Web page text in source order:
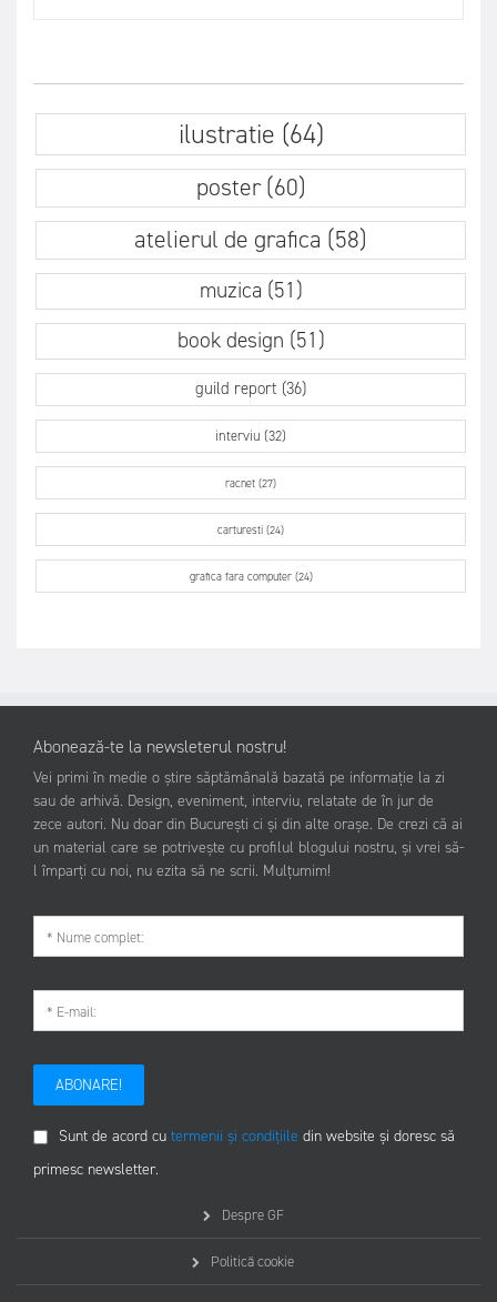
ilustratie (64)
poster (60)
atelierul de grafica (58)
muzica (51)
book design (51)
guild report (36)
interviu (32)
racnet (27)
carturesti (24)
grafica fara computer (24)
Abonează-te la newsleterul nostru!
Vei primi în medie o știre săptămânală bazată pe informație la zi
sau de arhivă. Design, eveniment, interviu, relatate de în jur de
zece autori. Nu doar din București ci și din alte orașe. De crezi că ai
un material care se potrivește cu profilul blogului nostru, și vrei să-
l împarți cu noi, nu ezita să ne scrii. Mulțumim!
ABONARE!
Sunt de acord cu termenii și condițiile din website și doresc să
primesc newsletter.
Despre GF
Politică cookie